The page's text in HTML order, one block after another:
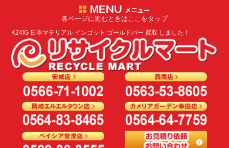
各ページに進むときはここをタップ
K24IG 日本マテリアル インゴット ゴールドバー 買取 しました！